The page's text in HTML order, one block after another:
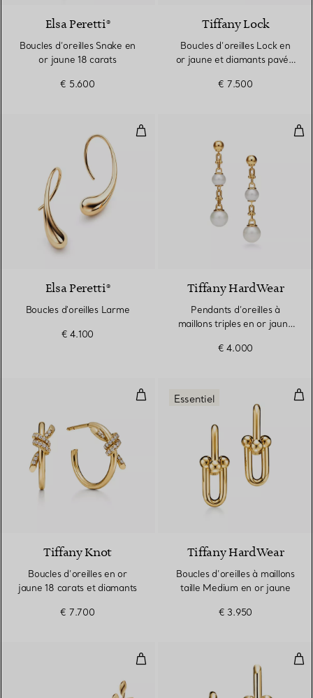
Elsa Peretti®
Boucles d’oreilles Snake en
or jaune 18 carats
€ 5.600
Tiffany Lock
Boucles d’oreilles Lock en
or jaune et diamants pavés,
€ 7.500
Boucles d'oreilles Larme
Elsa Peretti®
Boucles d'oreilles Larme
€ 4.100
Tiffany HardWear
Pendants d’oreilles à
maillons triples en or jaune
douce
€ 4.000
Boucles d’oreilles en or jaune
Tiffany Knot
Boucles d’oreilles en or
jaune 18 carats et diamants
€ 7.700
Essentiel
Tiffany HardWear
Boucles d’oreilles à maillons
taille Medium en or jaune
€ 3.950
Boucles d’oreilles montantes